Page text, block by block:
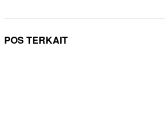
POS TERKAIT